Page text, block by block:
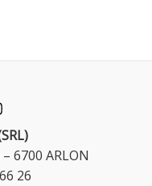
6700 ARLON
26